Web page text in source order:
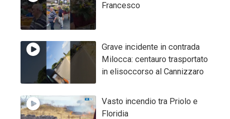
Francesco
Grave incidente in contrada
Milocca: centauro trasportato
in elisoccorso al Cannizzaro
Vasto incendio tra Priolo e
Floridia